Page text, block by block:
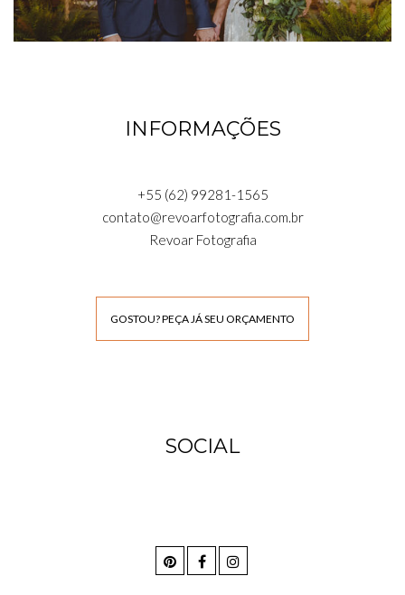
INFORMAÇÕES
+55 (62) 99281-1565
contato@revoarfotografia.com.br
Revoar Fotografia
GOSTOU? PEÇA JÁ SEU ORÇAMENTO
SOCIAL